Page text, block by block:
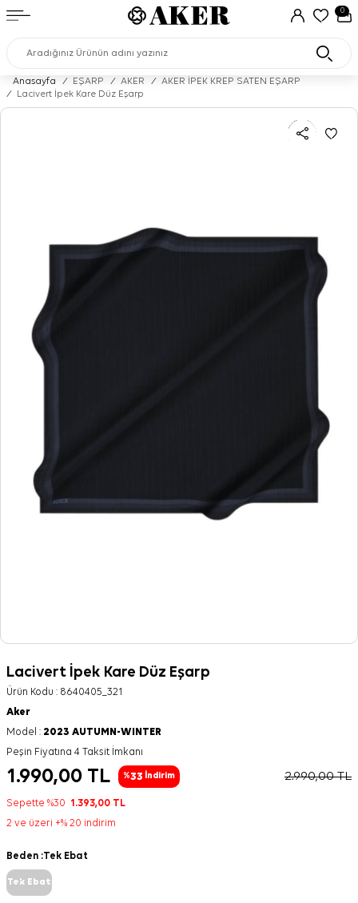
0
Anasayfa / EŞARP / AKER /
AKER İPEK KREP SATEN EŞARP
/
Lacivert İpek Kare Düz Eşarp
Lacivert İpek Kare Düz Eşarp
Ürün Kodu : 8640405_321
Aker
Model : 2023 AUTUMN-WINTER
Peşin Fiyatına 4 Taksit İmkanı
1.990,00 TL %33 İndirim 2.990,00TL
Sepette %30 1.393,00 TL
2 ve üzeri +% 20 indirim
Beden :Tek Ebat
Tek Ebat